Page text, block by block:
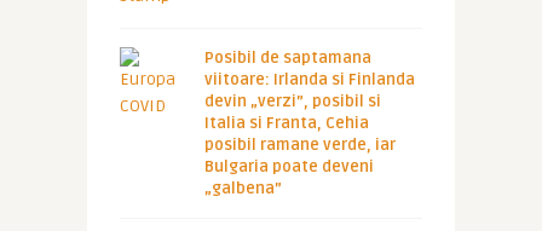
Posibil de saptamana
viitoare: Irlanda si Finlanda
devin „verzi”, posibil si
Italia si Franta, Cehia
posibil ramane verde, iar
Bulgaria poate deveni
„galbena”